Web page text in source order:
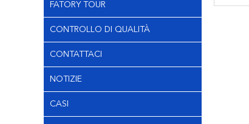
FATORY TOUR
CONTROLLO DI QUALITÀ
CONTATTACI
NOTIZIE
CASI